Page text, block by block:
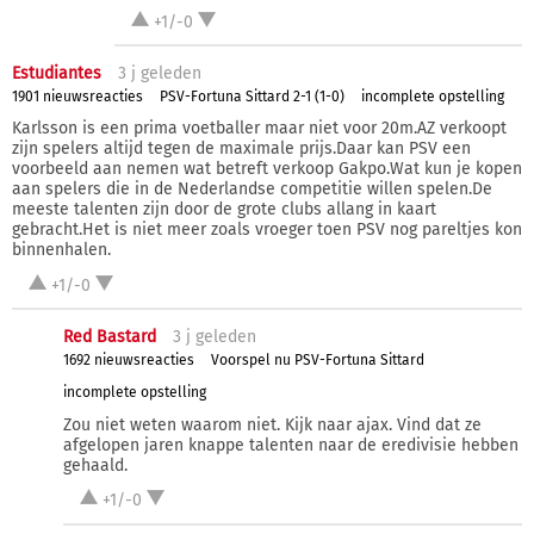
+1/-0
Estudiantes 3 j geleden
1901 nieuwsreacties PSV-Fortuna Sittard 2-1 (1-0) incomplete opstelling
Karlsson is een prima voetballer maar niet voor 20m.AZ verkoopt
zijn spelers altijd tegen de maximale prijs.Daar kan PSV een
voorbeeld aan nemen wat betreft verkoop Gakpo.Wat kun je kopen
aan spelers die in de Nederlandse competitie willen spelen.De
meeste talenten zijn door de grote clubs allang in kaart
gebracht.Het is niet meer zoals vroeger toen PSV nog pareltjes kon
binnenhalen.
+1/-0
Red Bastard 3 j geleden
1692 nieuwsreacties
Voorspel nu PSV-Fortuna Sittard
incomplete opstelling
Zou niet weten waarom niet. Kijk naar ajax. Vind dat ze
afgelopen jaren knappe talenten naar de eredivisie hebben
gehaald.
+1/-0